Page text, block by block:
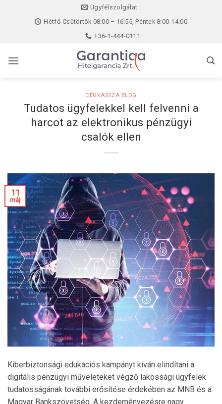
Ügyfélszolgálat
Hétfő-Csütörtök 08:00 – 16:55, Péntek 8:00-14:00
+36-1-444-0111
CÉGKASSZA BLOG
Tudatos ügyfelekkel kell felvenni a
harcot az elektronikus pénzügyi
csalók ellen
11
máj
Kiberbiztonsági edukációs kampányt kíván elindítani a
digitális pénzügyi műveleteket végző lakossági ügyfelek
tudatosságának további erősítése érdekében az MNB és a
Magyar Bankszövetség. A kezdeményezésre nagy